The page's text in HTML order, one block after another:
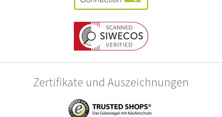
Zertifikate und Auszeichnungen